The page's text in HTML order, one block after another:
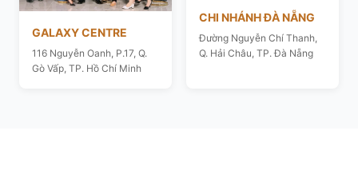
GALAXY CENTRE
116 Nguyễn Oanh, P.17, Q.
Gò Vấp, TP. Hồ Chí Minh
CHI NHÁNH ĐÀ NẴNG
Đường Nguyễn Chí Thanh,
Q. Hải Châu, TP. Đà Nẵng